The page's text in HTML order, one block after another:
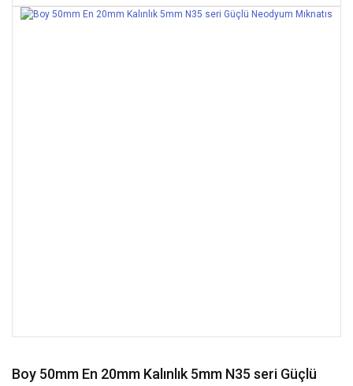
Boy 50mm En 20mm Kalınlık 5mm N35 seri Güçlü